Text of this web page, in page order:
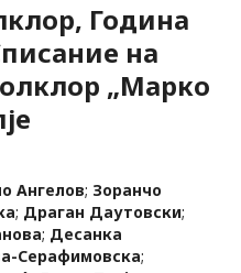
Година
на
„Марко
Ангелов; Зоранчо
; Драган Даутовски;
; Десанка
Серафимовска;